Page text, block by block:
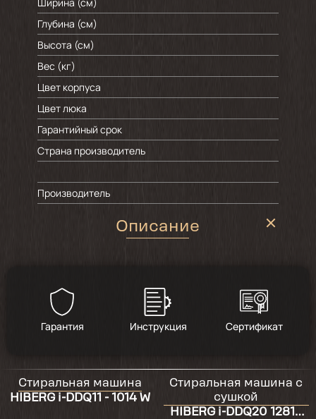
Глубина (см)
Высота (см)
Вес (кг)
Цвет корпуса
Цвет люка
Гарантийный срок
Страна производитель
Производитель
Описание
Гарантия Инструкция Сертификат
Стиральная машина
HIBERG i-DDQ11 - 1014 W
Стиральная машина с
сушкой
HIBERG i-DDQ20 12814